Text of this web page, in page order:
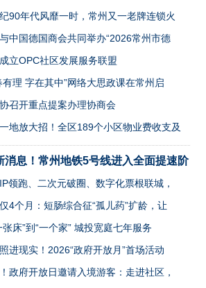
“逐浪蠡湖”如何越划越燃
纪90年代风靡一时，常州又一老牌连锁火
中国德国商会共同举办“2026常州市德
立OPC社区发展服务联盟
有理 字在其中”网络大思政课在常州启
召开重点提案办理协商会
地放大招！全区189个小区物业费收支及
消息！常州地铁5号线进入全面提速阶
领跑、二次元破圈、数字化票根联城，
4个月：短肠综合征“孤儿药”扩龄，让
张床”到“一个家” 城投宽庭七年服务
进现实！2026“政府开放月”首场活动
政府开放日邀请入境游客：走进社区，